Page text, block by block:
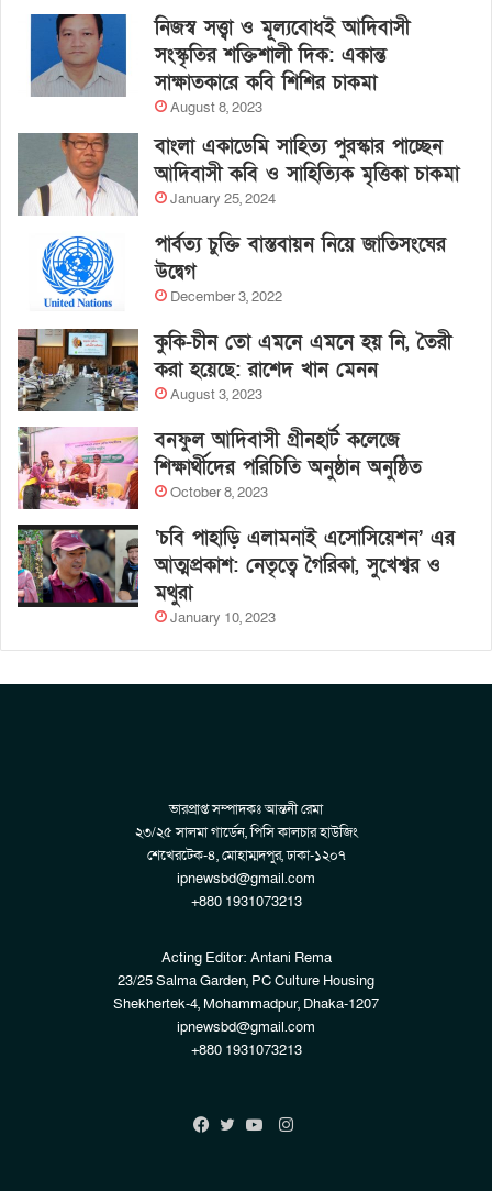
নিজস্ব সত্ত্বা ও মূল্যবোধই আদিবাসী
সংস্কৃতির শক্তিশালী দিক: একান্ত
সাক্ষাতকারে কবি শিশির চাকমা
August 8, 2023
বাংলা একাডেমি সাহিত্য পুরস্কার পাচ্ছেন
আদিবাসী কবি ও সাহিত্যিক মৃত্তিকা চাকমা
January 25, 2024
পার্বত্য চুক্তি বাস্তবায়ন নিয়ে জাতিসংঘের
উদ্বেগ
December 3, 2022
কুকি-চীন তো এমনে এমনে হয় নি, তৈরী
করা হয়েছে: রাশেদ খান মেনন
August 3, 2023
বনফুল আদিবাসী গ্রীনহার্ট কলেজে
শিক্ষার্থীদের পরিচিতি অনুষ্ঠান অনুষ্ঠিত
October 8, 2023
‘চবি পাহাড়ি এলামনাই এসোসিয়েশন’ এর
আত্মপ্রকাশ: নেতৃত্বে গৈরিকা, সুখেশ্বর ও
মথুরা
January 10, 2023
ভারপ্রাপ্ত সম্পাদকঃ আন্তনী রেমা
২৩/২৫ সালমা গার্ডেন, পিসি কালচার হাউজিং
শেখেরটেক-৪, মোহাম্মদপুর, ঢাকা-১২০৭
ipnewsbd@gmail.com
+880 1931073213
Acting Editor: Antani Rema
23/25 Salma Garden, PC Culture Housing
Shekhertek-4, Mohammadpur, Dhaka-1207
ipnewsbd@gmail.com
+880 1931073213
Instagram